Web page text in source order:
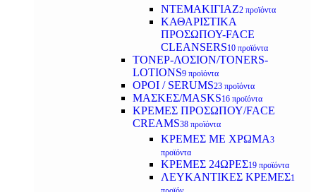
ΝΤΕΜΑΚΙΓΙΑΖ2 προϊόντα
ΚΑΘΑΡΙΣΤΙΚΑ
ΠΡΟΣΩΠΟΥ-FACE
CLEANSERS10 προϊόντα
ΤΟΝΕΡ-ΛΟΣΙΟΝ/TONERS-
LOTIONS9 προϊόντα
ΟΡΟΙ / SERUMS23 προϊόντα
ΜΑΣΚΕΣ/MASKS16 προϊόντα
ΚΡΕΜΕΣ ΠΡΟΣΩΠΟΥ/FACE
CREAMS38 προϊόντα
ΚΡΕΜΕΣ ΜΕ ΧΡΩΜΑ3
προϊόντα
ΚΡΕΜΕΣ 24ΩΡΕΣ19 προϊόντα
ΛΕΥΚΑΝΤΙΚΕΣ ΚΡΕΜΕΣ1